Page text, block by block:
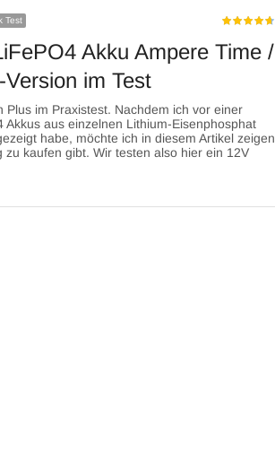
Test
Akku Ampere Time /
im Test
Plus im Praxistest. Nachdem ich vor einer
Akkus aus einzelnen Lithium-Eisenphosphat
habe, möchte ich in diesem Artikel zeigen
zu kaufen gibt. Wir testen also hier ein 12V